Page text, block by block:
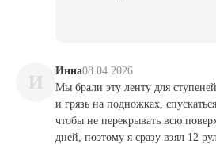
И
Инна08.04.2026
Мы брали эту ленту для
и грязь на подножках,
чтобы не перекрывать всю
дней, поэтому я сразу взял 12